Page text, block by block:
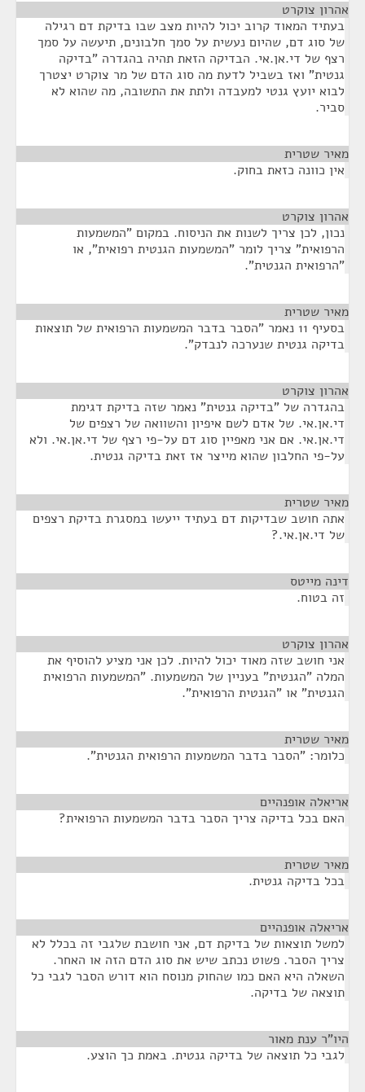
אהרון צוקרט
בעתיד המאוד קרוב יכול להיות מצב שבו בדיקת דם רגילה
של סוג דם, שהיום נעשית על סמך חלבונים, תיעשה על סמך
רצף של די.אן.אי. הבדיקה הזאת תהיה בהגדרה "בדיקה
גנטית" ואז בשביל לדעת מה סוג הדם של מר צוקרט יצטרך
לבוא יועץ גנטי למעבדה ולתת את התשובה, מה שהוא לא
סביר.
מאיר שטרית
אין כוונה כזאת בחוק.
אהרון צוקרט
נכון, לכן צריך לשנות את הניסוח. במקום "המשמעות
הרפואית" צריך לומר "המשמעות הגנטית רפואית", או
"הרפואית הגנטית".
מאיר שטרית
בסעיף 11 נאמר "הסבר בדבר המשמעות הרפואית של תוצאות
בדיקה גנטית שנערכה לנבדק".
אהרון צוקרט
בהגדרה של "בדיקה גנטית" נאמר שזה בדיקת דגימת
די.אן.אי. של אדם לשם איפיון והשוואה של רצפים של
די.אן.אי. אם אני מאפיין סוג דם על-פי רצף של די.אן.אי. ולא
על-פי החלבון שהוא מייצר אז זאת בדיקה גנטית.
מאיר שטרית
אתה חושב שבדיקות דם בעתיד ייעשו במסגרת בדיקת רצפים
של די.אן.אי.?
דינה מייטס
זה בטוח.
אהרון צוקרט
אני חושב שזה מאוד יכול להיות. לכן אני מציע להוסיף את
המלה "הגנטית" בעניין של המשמעות. "המשמעות הרפואית
הגנטית" או "הגנטית הרפואית".
מאיר שטרית
כלומר: "הסבר בדבר המשמעות הרפואית הגנטית".
אריאלה אופנהיים
האם בכל בדיקה צריך הסבר בדבר המשמעות הרפואית?
מאיר שטרית
בכל בדיקה גנטית.
אריאלה אופנהיים
למשל תוצאות של בדיקת דם, אני חושבת שלגבי זה בכלל לא
צריך הסבר. פשוט נכתב שיש את סוג הדם הזה או האחר.
השאלה היא האם כמו שהחוק מנוסח הוא דורש הסבר לגבי כל
תוצאה של בדיקה.
היו"ר ענת מאור
לגבי כל תוצאה של בדיקה גנטית. באמת כך הוצע.